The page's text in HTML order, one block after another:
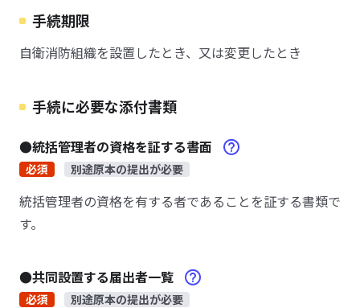
手続期限
自衛消防組織を設置したとき、又は変更したとき
手続に必要な添付書類
●統括管理者の資格を証する書面
必須 別途原本の提出が必要
統括管理者の資格を有する者であることを証する書類で
す。
●共同設置する届出者一覧
必須 別途原本の提出が必要